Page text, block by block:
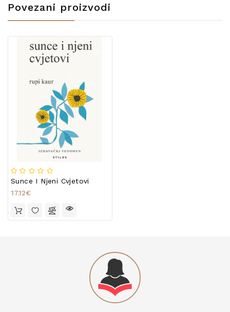
Povezani proizvodi
Sunce I Njeni Cvjetovi
17.12€